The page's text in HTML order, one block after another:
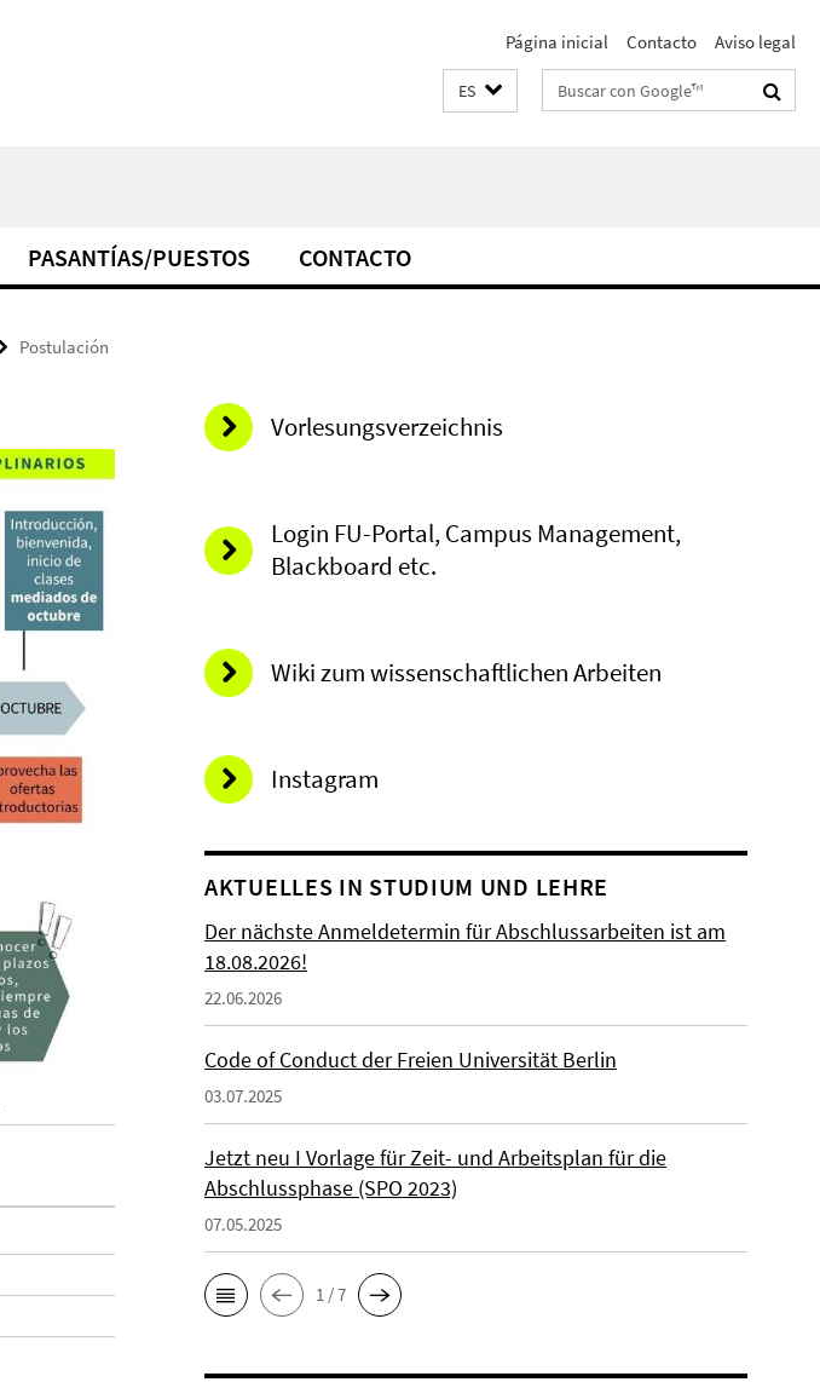
Página inicial Contacto Aviso legal
ES Suchbegriffe
PASANTÍAS/PUESTOS CONTACTO
Postulación
Vorlesungsverzeichnis
Login FU-Portal, Campus Management,
Blackboard etc.
Wiki zum wissenschaftlichen Arbeiten
Instagram
AKTUELLES IN STUDIUM UND LEHRE
Der nächste Anmeldetermin für Abschlussarbeiten ist am
18.08.2026!
22.06.2026
Code of Conduct der Freien Universität Berlin
03.07.2025
Jetzt neu I Vorlage für Zeit- und Arbeitsplan für die
Abschlussphase (SPO 2023)
07.05.2025
1 / 7